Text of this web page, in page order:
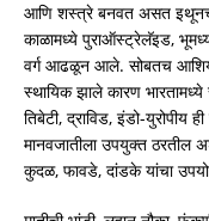
आणि शस्त्रे बनवत असत इथूनच
काळामध्ये पुराऑस्ट्रेलॅइड,
वर्ग आढळून आले. सोबतच
स्थायिक झाले कारण भारतामध्ये
तिबेटी, द्राविड, इंडो-
मानवजातीला उपयुक्त ठरतील
कुदळ, फावडे, दांडके यांचा